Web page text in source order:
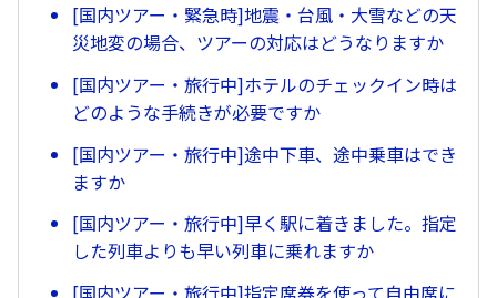
[国内ツアー・緊急時]地震・台風・大雪などの天
災地変の場合、ツアーの対応はどうなりますか
[国内ツアー・旅行中]ホテルのチェックイン時は
どのような手続きが必要ですか
[国内ツアー・旅行中]途中下車、途中乗車はでき
ますか
[国内ツアー・旅行中]早く駅に着きました。指定
した列車よりも早い列車に乗れますか
[国内ツアー・旅行中]指定席券を使って自由席に